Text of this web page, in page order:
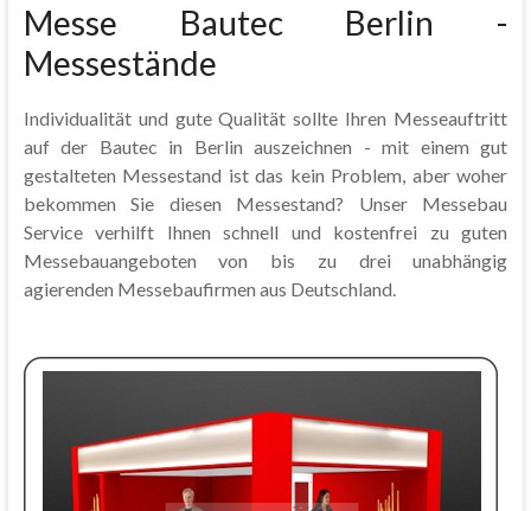
Messe Bautec Berlin -
Messestände
Individualität und gute Qualität sollte Ihren Messeauftritt
auf der Bautec in Berlin auszeichnen - mit einem gut
gestalteten Messestand ist das kein Problem, aber woher
bekommen Sie diesen Messestand? Unser Messebau
Service verhilft Ihnen schnell und kostenfrei zu guten
Messebauangeboten von bis zu drei unabhängig
agierenden Messebaufirmen aus Deutschland.